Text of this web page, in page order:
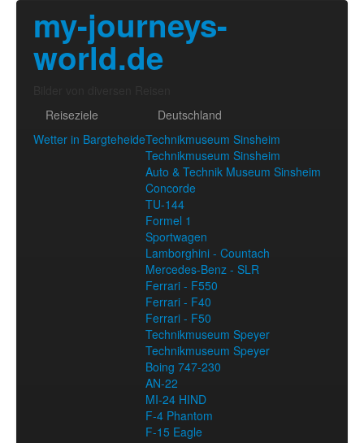
my-journeys-
world.de
Reiseziele
Wetter in Bargteheide
Deutschland
Technikmuseum Sinsheim
Technikmuseum Sinsheim
Auto & Technik Museum Sinsheim
Concorde
TU-144
Formel 1
Sportwagen
Lamborghini - Countach
Mercedes-Benz - SLR
Ferrari - F550
Ferrari - F40
Ferrari - F50
Technikmuseum Speyer
Technikmuseum Speyer
Boing 747-230
AN-22
MI-24 HIND
F-4 Phantom
F-15 Eagle